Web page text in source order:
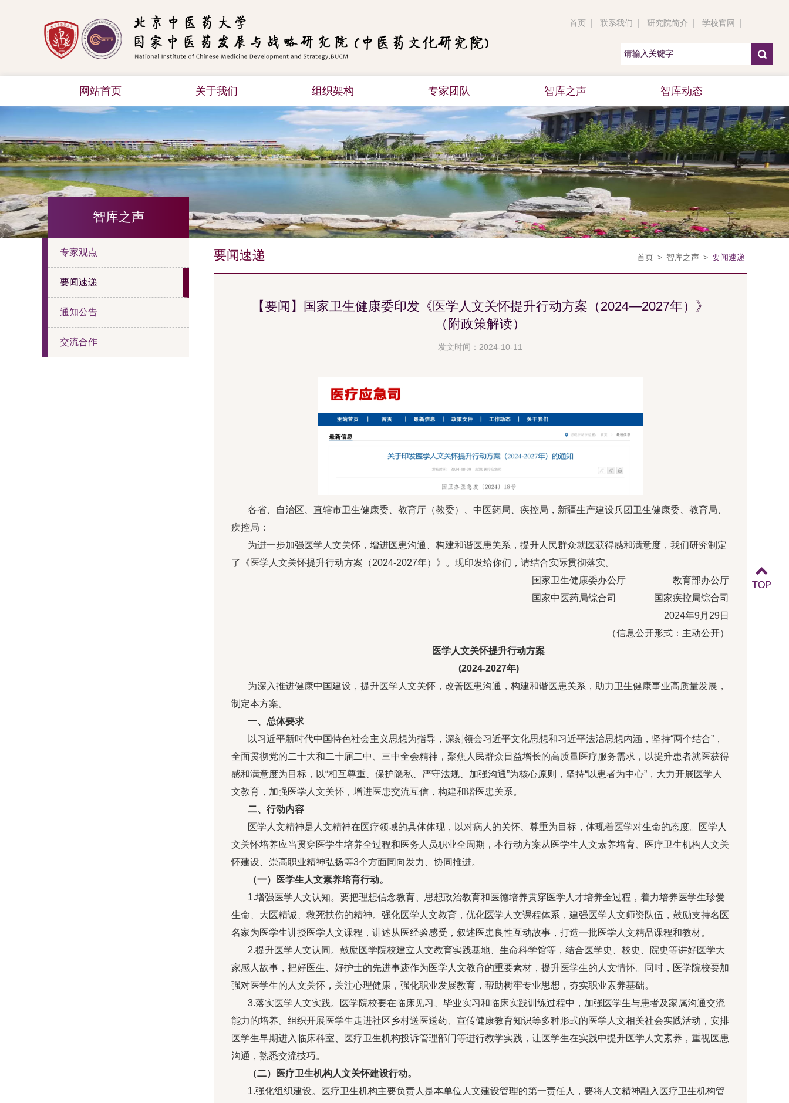
首页 联系我们 研究院简介 学校官网
网站首页 关于我们 组织架构 专家团队 智库之声 智库动态
智库之声
专家观点
要闻速递
通知公告
交流合作
首页 > 智库之声 > 要闻速递
要闻速递
【要闻】国家卫生健康委印发《医学人文关怀提升行动方案（2024—2027年）》
（附政策解读）
发文时间：2024-10-11
各省、自治区、直辖市卫生健康委、教育厅（教委）、中医药局、疾控局，新疆生产建设兵团卫生健康委、教育局、
疾控局：
为进一步加强医学人文关怀，增进医患沟通、构建和谐医患关系，提升人民群众就医获得感和满意度，我们研究制定
了《医学人文关怀提升行动方案（2024-2027年）》。现印发给你们，请结合实际贯彻落实。
国家卫生健康委办公厅 教育部办公厅
国家中医药局综合司 国家疾控局综合司
2024年9月29日
（信息公开形式：主动公开）
医学人文关怀提升行动方案
(2024-2027年)
为深入推进健康中国建设，提升医学人文关怀，改善医患沟通，构建和谐医患关系，助力卫生健康事业高质量发展，
制定本方案。
一、总体要求
以习近平新时代中国特色社会主义思想为指导，深刻领会习近平文化思想和习近平法治思想内涵，坚持“两个结合”，
全面贯彻党的二十大和二十届二中、三中全会精神，聚焦人民群众日益增长的高质量医疗服务需求，以提升患者就医获得
感和满意度为目标，以“相互尊重、保护隐私、严守法规、加强沟通”为核心原则，坚持“以患者为中心”，大力开展医学人
文教育，加强医学人文关怀，增进医患交流互信，构建和谐医患关系。
二、行动内容
医学人文精神是人文精神在医疗领域的具体体现，以对病人的关怀、尊重为目标，体现着医学对生命的态度。医学人
文关怀培养应当贯穿医学生培养全过程和医务人员职业全周期，本行动方案从医学生人文素养培育、医疗卫生机构人文关
怀建设、崇高职业精神弘扬等3个方面同向发力、协同推进。
（一）医学生人文素养培育行动。
1.增强医学人文认知。要把理想信念教育、思想政治教育和医德培养贯穿医学人才培养全过程，着力培养医学生珍爱
生命、大医精诚、救死扶伤的精神。强化医学人文教育，优化医学人文课程体系，建强医学人文师资队伍，鼓励支持名医
名家为医学生讲授医学人文课程，讲述从医经验感受，叙述医患良性互动故事，打造一批医学人文精品课程和教材。
2.提升医学人文认同。鼓励医学院校建立人文教育实践基地、生命科学馆等，结合医学史、校史、院史等讲好医学大
家感人故事，把好医生、好护士的先进事迹作为医学人文教育的重要素材，提升医学生的人文情怀。同时，医学院校要加
强对医学生的人文关怀，关注心理健康，强化职业发展教育，帮助树牢专业思想，夯实职业素养基础。
3.落实医学人文实践。医学院校要在临床见习、毕业实习和临床实践训练过程中，加强医学生与患者及家属沟通交流
能力的培养。组织开展医学生走进社区乡村送医送药、宣传健康教育知识等多种形式的医学人文相关社会实践活动，安排
医学生早期进入临床科室、医疗卫生机构投诉管理部门等进行教学实践，让医学生在实践中提升医学人文素养，重视医患
沟通，熟悉交流技巧。
（二）医疗卫生机构人文关怀建设行动。
1.强化组织建设。医疗卫生机构主要负责人是本单位人文建设管理的第一责任人，要将人文精神融入医疗卫生机构管
TOP
TOP